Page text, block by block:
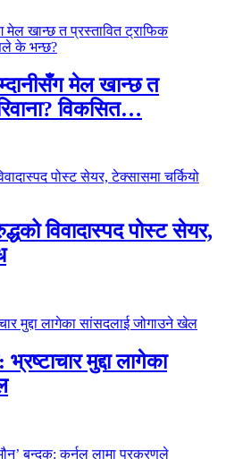
मेल खान्छ त
विकसित…
विवादास्पद पोस्ट सेयर,
मुद्दा लागेका